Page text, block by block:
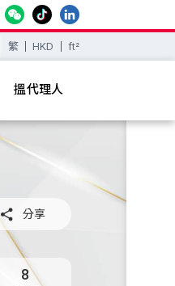
繁 HKD ft²
搵代理人
 分享
8